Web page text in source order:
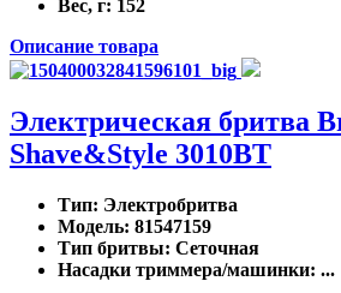
Вес, г: 152
Описание товара
Электрическая бритва
Shave&Style 3010BT
Тип: Электробритва
Модель: 81547159
Тип бритвы: Сеточная
Насадки триммера/машинки: ...